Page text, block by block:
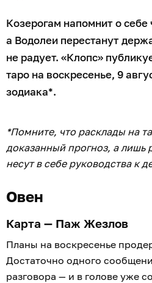
Козерогам напомнит о
а Водолеи перестанут
не радует. «Клопс»
таро на воскресенье, 9
зодиака*.
*Помните, что расклады на
доказанный прогноз, а лишь
несут в себе руководства к
Овен
Карта — Паж Жезлов
Планы на воскресенье
Достаточно одного
разговора — и в голове уже